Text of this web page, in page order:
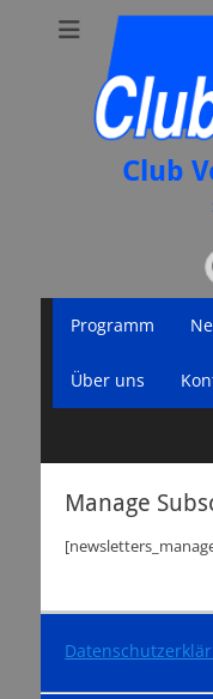
Club
Menü
Inhalt
Programm
Über uns
Manage